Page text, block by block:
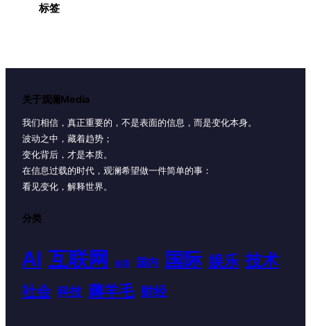
标签
关于观澜Media
我们相信，真正重要的，不是表面的信息，而是变化本身。
波动之中，藏着趋势；
变化背后，才是本质。
在信息过载的时代，观澜希望做一件简单的事：
看见变化，解释世界。
分类
AI 互联网 体育 国内 国际 娱乐 技术
社会 科技 薅羊毛 财经